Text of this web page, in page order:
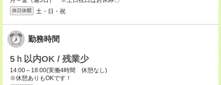
休日休暇 土・日・祝
勤務時間
5ｈ以内OK / 残業少
14:00～18:00(実働4時間 休憩なし)
※休憩ありもOKです！